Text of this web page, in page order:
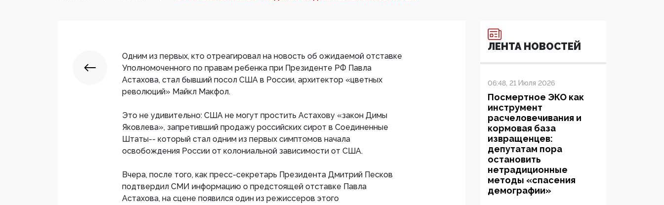
Одним из первых, кто отреагировал на новость об ожидаемой отставке
Уполномоченного по правам ребенка при Президенте РФ Павла
Астахова, стал бывший посол США в России, архитектор «цветных
революций» Майкл Макфол.
Это не удивительно: США не могут простить Астахову «закон Димы
Яковлева», запретивший продажу российских сирот в Соединенные
Штаты-- который стал одним из первых симптомов начала
освобождения России от колониальной зависимости от США.
Вчера, после того, как пресс-секретарь Президента Дмитрий Песков
подтвердил СМИ информацию о предстоящей отставке Павла
Астахова, на сцене появился один из режиссеров этого
ЛЕНТА НОВОСТЕЙ
06:48, 21 Июля 2026
Посмертное ЭКО как
инструмент
расчеловечивания и
кормовая база
извращенцев:
депутатам пора
остановить
нетрадиционные
методы «спасения
демографии»